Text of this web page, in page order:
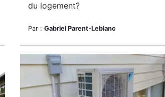
du logement?
Par : Gabriel Parent-Leblanc